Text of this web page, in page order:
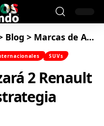
Blog > Marcas de Autos
SUVs
2 Renault